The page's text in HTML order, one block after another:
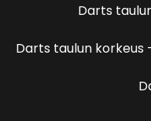
Darts
Darts taulun